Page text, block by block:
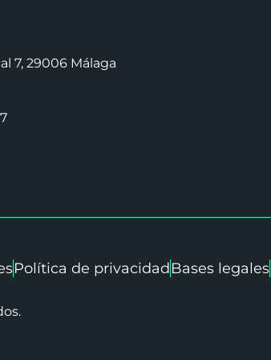
7, 29006 Málaga
Política de privacidadBases legales